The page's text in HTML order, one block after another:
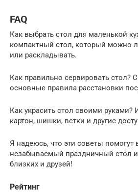
FAQ
Как выбрать стол для маленькой
компактный стол, который можно
или раскладывать.
Как правильно сервировать стол?
основные правила расстановки
Как украсить стол своими руками?
картон, шишки, ветки и другие
Я надеюсь, что эти советы помогут
незабываемый праздничный стол
близких и друзей!
Рейтинг